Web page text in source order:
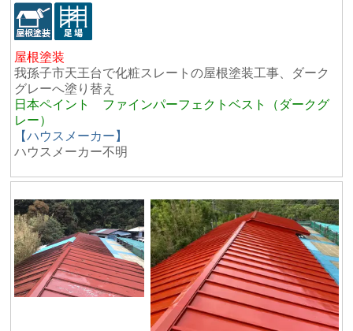
屋根塗装
我孫子市天王台で化粧スレートの屋根塗装工事、ダーク
グレーへ塗り替え
日本ペイント ファインパーフェクトベスト（ダークグ
レー）
【ハウスメーカー】
ハウスメーカー不明